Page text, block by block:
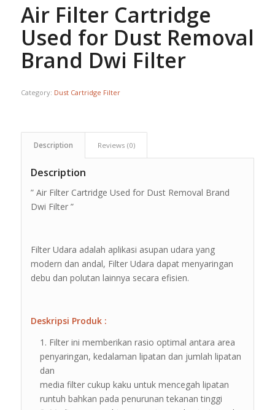
Air Filter Cartridge
Used for Dust Removal
Brand Dwi Filter
Category: Dust Cartridge Filter
Description Reviews (0)
Description
” Air Filter Cartridge Used for Dust Removal Brand
Dwi Filter ”
Filter Udara adalah aplikasi asupan udara yang
modern dan andal, Filter Udara dapat menyaringan
debu dan polutan lainnya secara efisien.
Deskripsi Produk :
Filter ini memberikan rasio optimal antara area
penyaringan, kedalaman lipatan dan jumlah lipatan
dan
media filter cukup kaku untuk mencegah lipatan
runtuh bahkan pada penurunan tekanan tinggi